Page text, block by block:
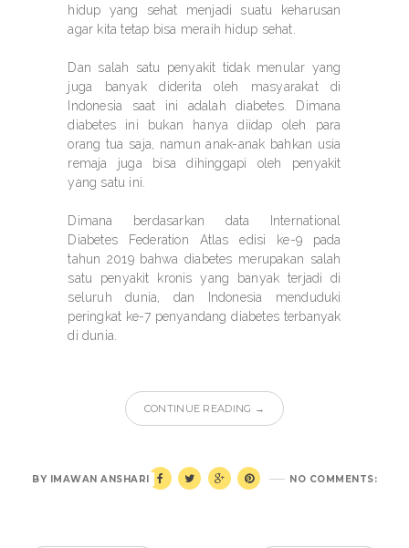
hidup yang sehat menjadi suatu keharusan
agar kita tetap bisa meraih hidup sehat.
Dan salah satu penyakit tidak menular yang
juga banyak diderita oleh masyarakat di
Indonesia saat ini adalah diabetes. Dimana
diabetes ini bukan hanya diidap oleh para
orang tua saja, namun anak-anak bahkan usia
remaja juga bisa dihinggapi oleh penyakit
yang satu ini.
Dimana berdasarkan data International
Diabetes Federation Atlas edisi ke-9 pada
tahun 2019 bahwa diabetes merupakan salah
satu penyakit kronis yang banyak terjadi di
seluruh dunia, dan Indonesia menduduki
peringkat ke-7 penyandang diabetes terbanyak
di dunia.
CONTINUE READING →
NO COMMENTS:
BY IMAWAN ANSHARI